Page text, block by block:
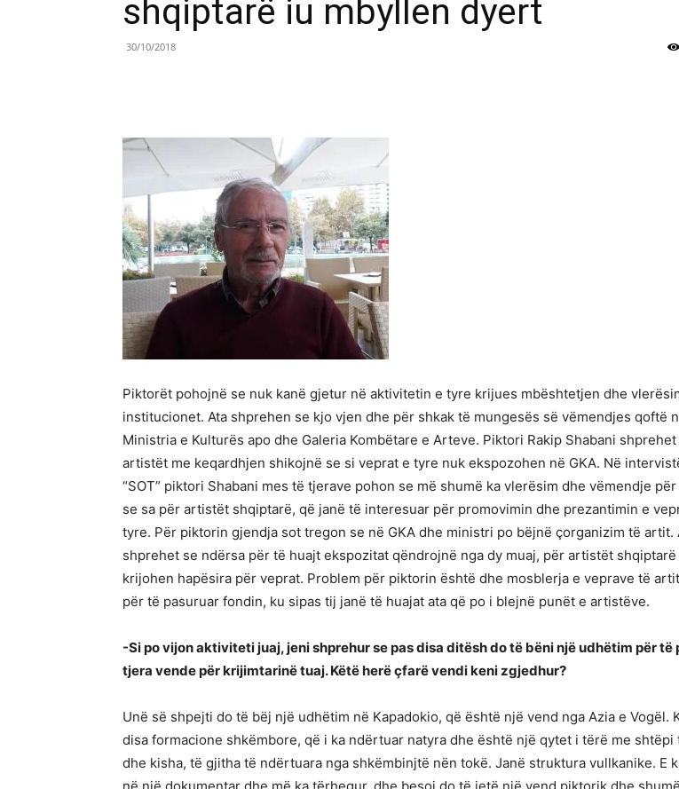
shqiptarë iu mbyllen dyert
30/10/2018
Piktorët pohojnë se nuk kanë gjetur në aktivitetin e tyre krijues mbështetjen dhe
institucionet. Ata shprehen se kjo vjen dhe për shkak të mungesës së vëmendjes qoftë
Ministria e Kulturës apo dhe Galeria Kombëtare e Arteve. Piktori Rakip Shabani shprehet
artistët me keqardhjen shikojnë se si veprat e tyre nuk ekspozohen në GKA. Në
“SOT” piktori Shabani mes të tjerave pohon se më shumë ka vlerësim dhe vëmendje
se sa për artistët shqiptarë, që janë të interesuar për promovimin dhe prezantimin e
tyre. Për piktorin gjendja sot tregon se në GKA dhe ministri po bëjnë çorganizim të artit.
shprehet se ndërsa për të huajt ekspozitat qëndrojnë nga dy muaj, për artistët
krijohen hapësira për veprat. Problem për piktorin është dhe mosblerja e veprave të
për të pasuruar fondin, ku sipas tij janë të huajat ata që po i blejnë punët e artistëve.
-Si po vijon aktiviteti juaj, jeni shprehur se pas disa ditësh do të bëni një udhëtim për të
tjera vende për krijimtarinë tuaj. Këtë herë çfarë vendi keni zgjedhur?
Unë së shpejti do të bëj një udhëtim në Kapadokio, që është një vend nga Azia e Vogël.
disa formacione shkëmbore, që i ka ndërtuar natyra dhe është një qytet i tërë me shtëpi
dhe kisha, të gjitha të ndërtuara nga shkëmbinjtë nën tokë. Janë struktura vullkanike. E